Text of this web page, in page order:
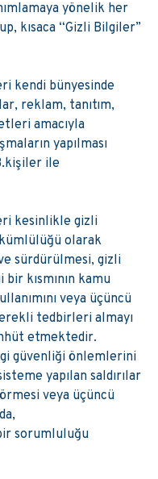
yönelik her
kısaca “Gizli Bilgiler”
kendi bünyesinde
reklam, tanıtım,
amacıyla
yapılması
ile
kesinlikle gizli
olarak
sürdürülmesi, gizli
kısmının kamu
veya üçüncü
tedbirleri almayı
etmektedir.
güvenliği önlemlerini
yapılan saldırılar
veya üçüncü
sorumluluğu